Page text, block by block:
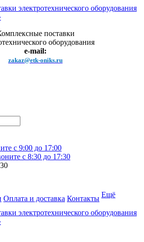
поставки
оборудования
e-mail:
zakaz@etk-oniks.ru
с 9:00 до 17:00
с 8:30 до 17:30
Оплата и доставка Контакты Ещё